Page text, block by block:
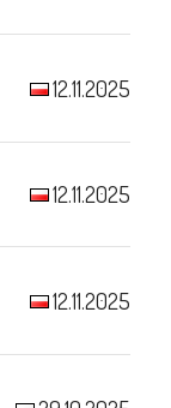
12.11.2025
12.11.2025
12.11.2025